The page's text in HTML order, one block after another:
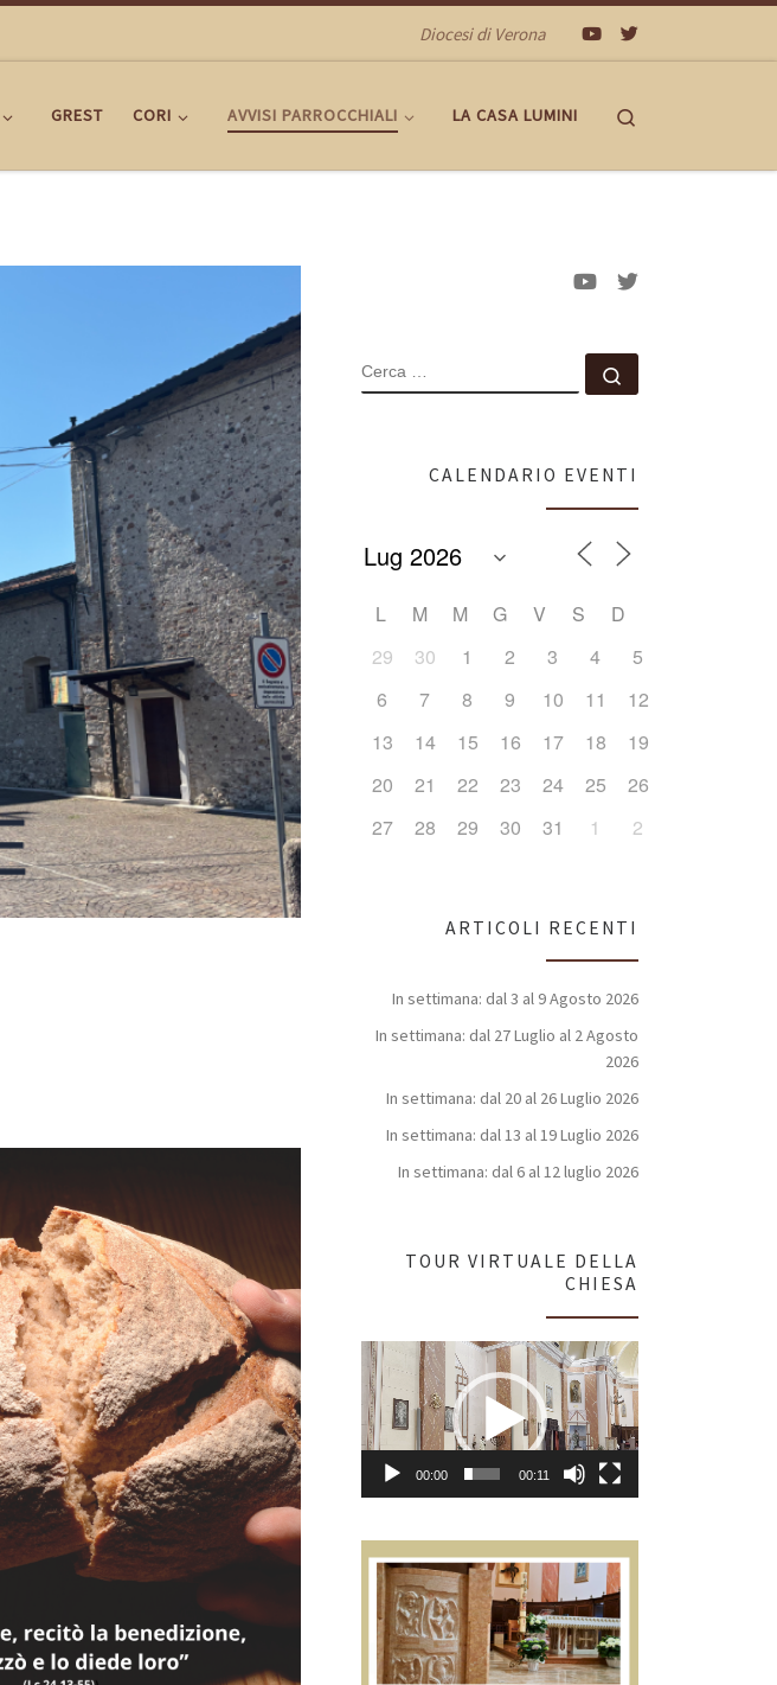
Diocesi di Verona
GREST CORI AVVISI PARROCCHIALI LA CASA LUMINI
CERCA
CALENDARIO EVENTI
L M M G V S
D
29
30 1 2 3 4
5
6
7 8 9 10 11
12
13
14 15 16 17 18
19
20
21 22 23 24 25
26
27
28 29 30 31 1 2
ARTICOLI RECENTI
In settimana: dal 3 al 9 Agosto 2026
In settimana: dal 27 Luglio al 2 Agosto
2026
In settimana: dal 20 al 26 Luglio 2026
In settimana: dal 13 al 19 Luglio 2026
In settimana: dal 6 al 12 luglio 2026
TOUR VIRTUALE DELLA
CHIESA
Video
Player
00:00 00:11